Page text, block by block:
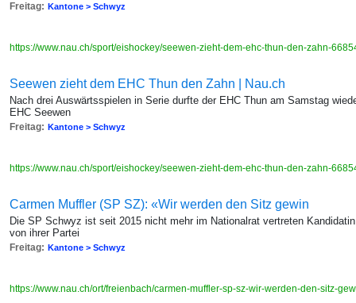
Freitag: Kantone > Schwyz
https://www.nau.ch/sport/eishockey/seewen-zieht-dem-ehc-thun-den-zahn-
Seewen zieht dem EHC Thun den Zahn | Nau.ch
Nach drei Auswärtsspielen in Serie durfte der EHC Thun am Samstag
EHC Seewen
Freitag: Kantone > Schwyz
https://www.nau.ch/sport/eishockey/seewen-zieht-dem-ehc-thun-den-zahn-
Carmen Muffler (SP SZ): «Wir werden den Sitz gewin
Die SP Schwyz ist seit 2015 nicht mehr im Nationalrat vertreten
von ihrer Partei
Freitag: Kantone > Schwyz
https://www.nau.ch/ort/freienbach/carmen-muffler-sp-sz-wir-werden-den-sitz-